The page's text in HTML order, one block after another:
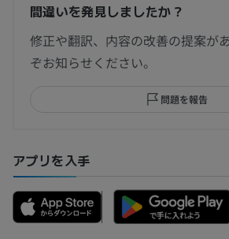
間違いを発見しましたか？
修正や翻訳、内容の改善の提案が
ぞお知らせください。
問題を報告
アプリを入手